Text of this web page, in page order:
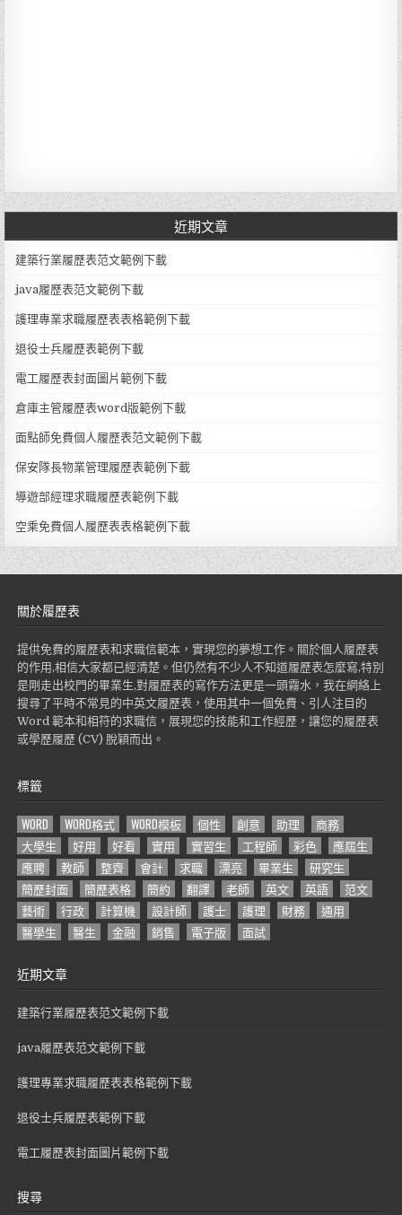
近期文章
建築行業履歷表范文範例下載
java履歷表范文範例下載
護理專業求職履歷表表格範例下載
退役士兵履歷表範例下載
電工履歷表封面圖片範例下載
倉庫主管履歷表word版範例下載
面點師免費個人履歷表范文範例下載
保安隊長物業管理履歷表範例下載
導遊部經理求職履歷表範例下載
空乘免費個人履歷表表格範例下載
關於履歷表
提供免費的履歷表和求職信範本，實現您的夢想工作。關於個人履歷表
的作用,相信大家都已經清楚。但仍然有不少人不知道履歷表怎麼寫,特別
是剛走出校門的畢業生,對履歷表的寫作方法更是一頭霧水，我在網絡上
搜尋了平時不常見的中英文履歷表，使用其中一個免費、引人注目的
Word 範本和相符的求職信，展現您的技能和工作經歷，讓您的履歷表
或學歷履歷 (CV) 脫穎而出。
標籤
WORD WORD格式 WORD模板 個性 創意 助理
商務
大學生
好用 好看 實用 實習生 工程師 彩色
應屆生
應聘
教師 整齊 會計 求職 漂亮 畢業生
研究生
簡歷封面
簡歷表格 簡約 翻譯 老師 英文 英語
范文
藝術
行政 計算機 設計師 護士 護理 財務
通用
醫學生
醫生 金融 銷售 電子版 面試
近期文章
建築行業履歷表范文範例下載
java履歷表范文範例下載
護理專業求職履歷表表格範例下載
退役士兵履歷表範例下載
電工履歷表封面圖片範例下載
搜尋